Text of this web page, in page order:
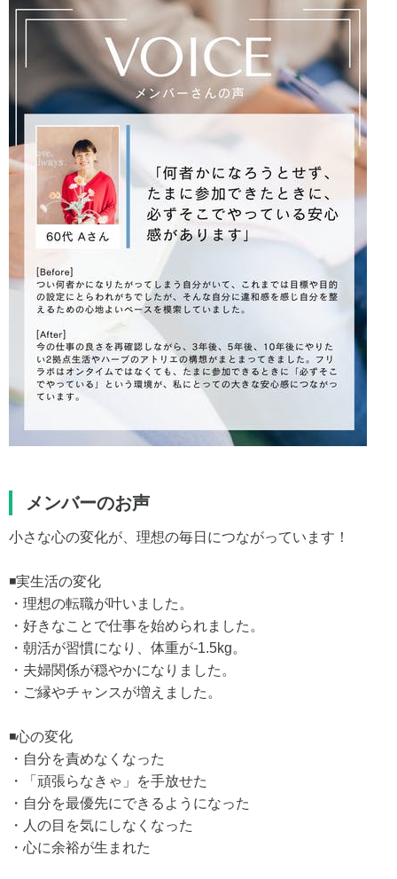
メンバーのお声
小さな心の変化が、理想の毎日につながっています！
◾️実生活の変化
・理想の転職が叶いました。
・好きなことで仕事を始められました。
・朝活が習慣になり、体重が-1.5kg。
・夫婦関係が穏やかになりました。
・ご縁やチャンスが増えました。
◾️心の変化
・自分を責めなくなった
・「頑張らなきゃ」を手放せた
・自分を最優先にできるようになった
・人の目を気にしなくなった
・心に余裕が生まれた